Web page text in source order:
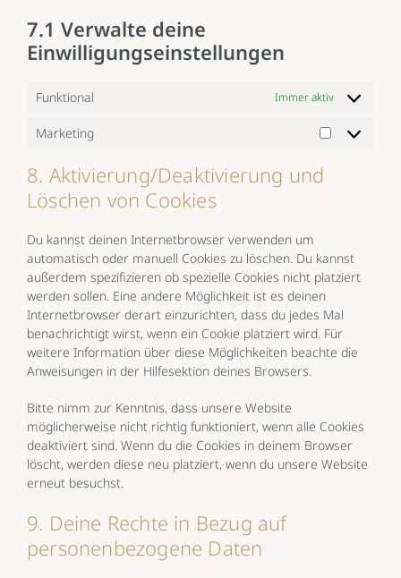
7.1 Verwalte deine
Einwilligungseinstellungen
Funktional Immer aktiv
Marketing Marketing
8. Aktivierung/Deaktivierung und
Löschen von Cookies
Du kannst deinen Internetbrowser verwenden um
automatisch oder manuell Cookies zu löschen. Du kannst
außerdem spezifizieren ob spezielle Cookies nicht platziert
werden sollen. Eine andere Möglichkeit ist es deinen
Internetbrowser derart einzurichten, dass du jedes Mal
benachrichtigt wirst, wenn ein Cookie platziert wird. Für
weitere Information über diese Möglichkeiten beachte die
Anweisungen in der Hilfesektion deines Browsers.
Bitte nimm zur Kenntnis, dass unsere Website
möglicherweise nicht richtig funktioniert, wenn alle Cookies
deaktiviert sind. Wenn du die Cookies in deinem Browser
löscht, werden diese neu platziert, wenn du unsere Website
erneut besuchst.
9. Deine Rechte in Bezug auf
personenbezogene Daten